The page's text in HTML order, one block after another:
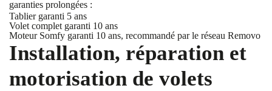
garanties prolongées :
Tablier garanti 5 ans
Volet complet garanti 10 ans
Moteur Somfy garanti 10 ans, recommandé par le réseau Removo
Installation, réparation et
motorisation de volets